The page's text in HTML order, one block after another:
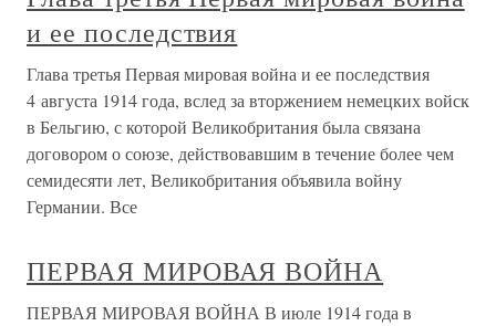
и ее последствия
Глава третья Первая мировая война и ее последствия
4 августа 1914 года, вслед за вторжением немецких войск
в Бельгию, с которой Великобритания была связана
договором о союзе, действовавшим в течение более чем
семидесяти лет, Великобритания объявила войну
Германии. Все
ПЕРВАЯ МИРОВАЯ ВОЙНА
ПЕРВАЯ МИРОВАЯ ВОЙНА В июле 1914 года в